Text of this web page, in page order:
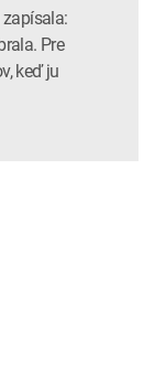
Pre
keď ju